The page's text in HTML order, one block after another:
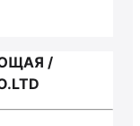
/